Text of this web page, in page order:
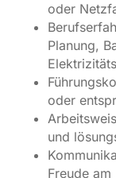
oder
Planung,
oder
und
Freude